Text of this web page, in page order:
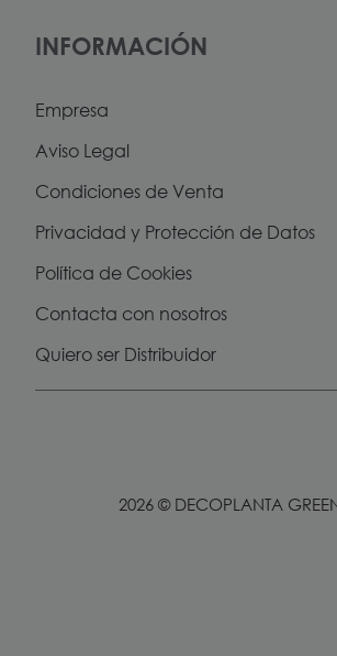
INFORMACIÓN
Empresa
Aviso Legal
Condiciones de Venta
Privacidad y Protección de Datos
Política de Cookies
Contacta con nosotros
Quiero ser Distribuidor
2026 © DECOPLANTA